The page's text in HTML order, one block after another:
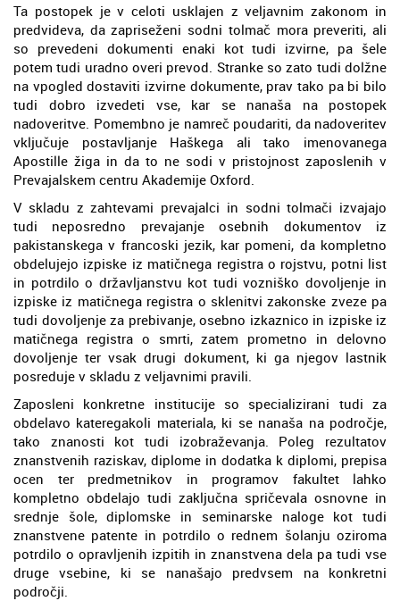
Ta postopek je v celoti usklajen z veljavnim zakonom in
predvideva, da zapriseženi sodni tolmač mora preveriti, ali
so prevedeni dokumenti enaki kot tudi izvirne, pa šele
potem tudi uradno overi prevod. Stranke so zato tudi dolžne
na vpogled dostaviti izvirne dokumente, prav tako pa bi bilo
tudi dobro izvedeti vse, kar se nanaša na postopek
nadoveritve. Pomembno je namreč poudariti, da nadoveritev
vključuje postavljanje Haškega ali tako imenovanega
Apostille žiga in da to ne sodi v pristojnost zaposlenih v
Prevajalskem centru Akademije Oxford.
V skladu z zahtevami prevajalci in sodni tolmači izvajajo
tudi neposredno prevajanje osebnih dokumentov iz
pakistanskega v francoski jezik, kar pomeni, da kompletno
obdelujejo izpiske iz matičnega registra o rojstvu, potni list
in potrdilo o državljanstvu kot tudi vozniško dovoljenje in
izpiske iz matičnega registra o sklenitvi zakonske zveze pa
tudi dovoljenje za prebivanje, osebno izkaznico in izpiske iz
matičnega registra o smrti, zatem prometno in delovno
dovoljenje ter vsak drugi dokument, ki ga njegov lastnik
posreduje v skladu z veljavnimi pravili.
Zaposleni konkretne institucije so specializirani tudi za
obdelavo kateregakoli materiala, ki se nanaša na področje,
tako znanosti kot tudi izobraževanja. Poleg rezultatov
znanstvenih raziskav, diplome in dodatka k diplomi, prepisa
ocen ter predmetnikov in programov fakultet lahko
kompletno obdelajo tudi zaključna spričevala osnovne in
srednje šole, diplomske in seminarske naloge kot tudi
znanstvene patente in potrdilo o rednem šolanju oziroma
potrdilo o opravljenih izpitih in znanstvena dela pa tudi vse
druge vsebine, ki se nanašajo predvsem na konkretni
področji.